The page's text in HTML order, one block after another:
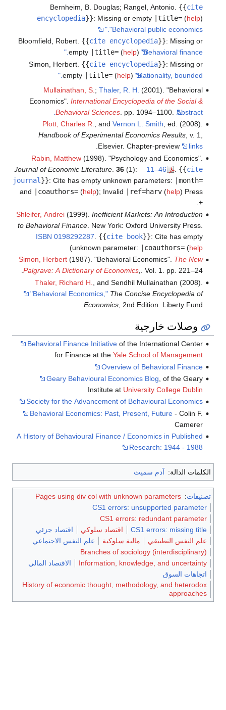
Bernheim, B. Douglas; Rangel, Antonio. {{cite
encyclopedia}}: Missing or empty |title=(help)
"Behavioral public economics."
Bloomfield, Robert. {{cite encyclopedia}}: Missing or
empty
|title=(help) "Behavioral finance."
Simon, Herbert. {{cite encyclopedia}}: Missing or
empty
|title=(help) "Rationality, bounded."
Mullainathan, S. ; Thaler, R. H. (2001). "Behavioral
Economics". International Encyclopedia of the Social &
Behavioral Sciences. pp. 1094–1100. Abstract.
Plott, Charles R., and Vernon L. Smith, ed. (2008).
Handbook of Experimental Economics Results, v. 1,
Elsevier. Chapter-preview
links
.
Rabin, Matthew(1998). "Psychology and Economics".
Journal of Economic Literature. 36(1): 11–46 . {{cite
journal }}: Cite has empty unknown parameters:
|month=
and
|coauthors=(help); Invalid |ref=harv(help) Press
+
Shleifer, Andrei(1999). Inefficient Markets: An Introduction
to Behavioral Finance. New York: Oxford University Press.
ISBN 0198292287 {{cite book}}: Cite has empty
unknown parameter:
|coauthors=(help
)
Simon, Herbert(1987). "Behavioral Economics". The New
Palgrave: A Dictionary of Economics,. Vol. 1. pp. 221–24.
Thaler, Richard H.
, and Sendhil Mullainathan (2008).
"Behavioral Economics," The Concise Encyclopedia of
Economics, 2nd Edition. Liberty Fund.
وصلات خارجية
Behavioral Finance Initiativeof the International Center
for Finance at the Yale School of Management
Overview of Behavioral Finance
Geary Behavioural Economics Blog , of the Geary
Institute at University College Dublin
Society for the Advancement of Behavioural Economics
Behavioral Economics: Past, Present, Future- Colin F.
Camerer
A History of Behavioural Finance / Economics in Published
Research: 1944 - 1988
الكلمات الدالة: آدم سميث
تصنيفات:
Pages using div col with unknown parameters
CS1 errors: unsupported parameter
CS1 errors: redundant parameter
CS1 errors: missing title
اقتصاد سلوكي
اقتصاد جزئي
علم النفس التطبيقي
مالية سلوكية
علم النفس الاجتماعي
Branches of sociology (interdisciplinary)
Information, knowledge, and uncertainty
الاقتصاد المالي
اتجاهات السوق
History of economic thought, methodology, and heterodox
approaches